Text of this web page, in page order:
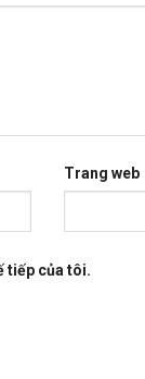
Trang web
tiếp của tôi.